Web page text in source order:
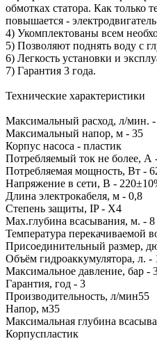
обмотках статора. Как только
повышается -
4) Укомплектованы всем
5) Позволяют поднять воду с
6) Легкость установки и
7) Гарантия 3 года.
Технические характеристики
Максимальный расход, л/мин. -
Максимальный напор, м - 35
Корпус насоса - пластик
Потребляемый ток не более, А
Потребляемая мощность, Вт -
Напряжение в сети, В -
Длина электрокабеля, м - 0,8
Степень защиты, IP - Х4
Мах.глубина всасывания, м. - 8
Температура перекачиваемой
Присоединительный размер,
Объём гидроаккумулятора, л. -
Максимальное давление, бар -
Гарантия, год - 3
Производительность, л/мин55
Напор, м35
Максимальная глубина
Корпуспластик